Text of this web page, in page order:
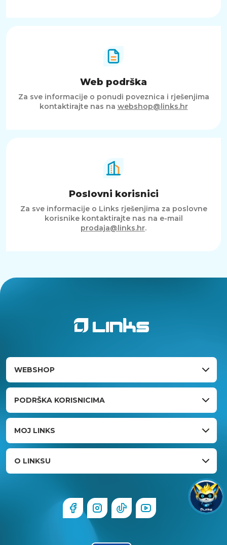
Web podrška
Za sve informacije o ponudi poveznica i rješenjima
kontaktirajte nas na webshop@links.hr
Poslovni korisnici
Za sve informacije o Links rješenjima za poslovne
korisnike kontaktirajte nas na e-mail
prodaja@links.hr.
WEBSHOP
PODRŠKA KORISNICIMA
MOJ LINKS
O LINKSU